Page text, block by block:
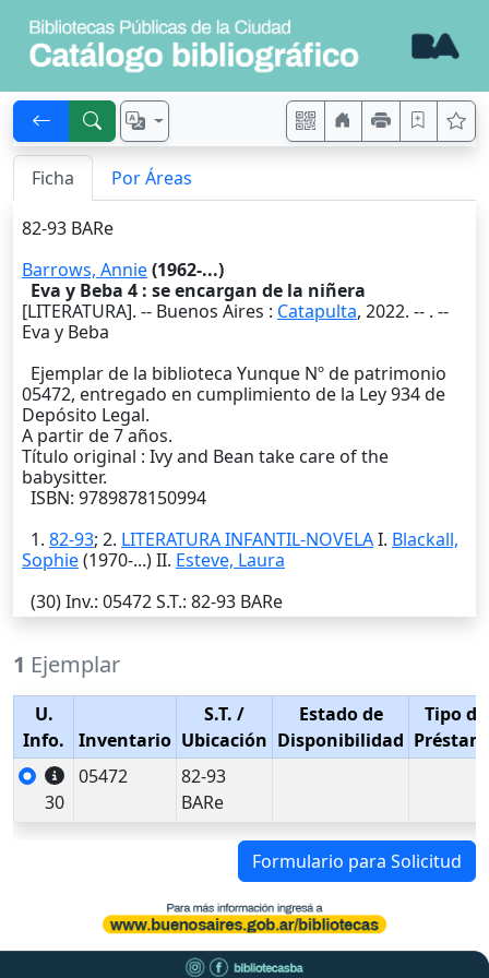
Ficha Por Áreas
82-93 BARe
Barrows, Annie(1962-...)
Eva y Beba 4 : se encargan de la niñera
[LITERATURA]. -- Buenos Aires : Catapulta, 2022. -- . --
Eva y Beba
Ejemplar de la biblioteca Yunque Nº de patrimonio
05472, entregado en cumplimiento de la Ley 934 de
Depósito Legal.
A partir de 7 años.
Título original : Ivy and Bean take care of the
babysitter.
ISBN: 9789878150994
1. 82-93; 2. LITERATURA INFANTIL-NOVELAI. Blackall,
Sophie(1970-...) II. Esteve, Laura
(30)Inv.: 05472S.T.: 82-93 BARe
1 Ejemplar
U.
Info.
Inventario
S.T. /
Ubicación
Estado de
Disponibilidad
Tipo de
30
05472
82-93
BARe
Formulario para Solicitud